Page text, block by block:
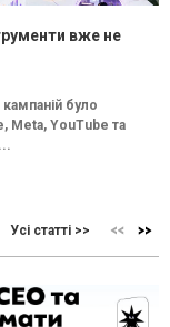
вже не
було
Meta, YouTube та
Усі статті >>